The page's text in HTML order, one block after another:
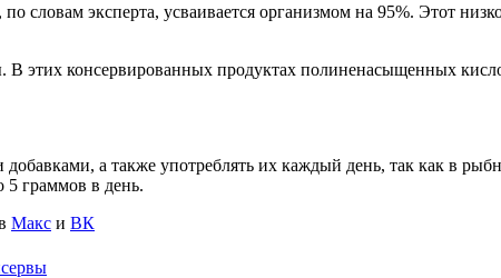
словам эксперта, усваивается организмом на 95%. Этот
этих консервированных продуктах полиненасыщенных
а также употреблять их каждый день, так как в
5 граммов в день.
Макс и ВК